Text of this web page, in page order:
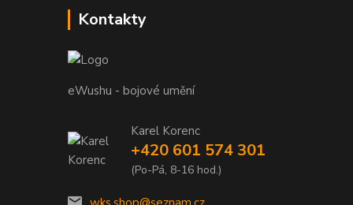
Kontakty
eWushu - bojové umění
Karel Korenc
+420 601 574 301
(Po-Pá, 8-16 hod.)